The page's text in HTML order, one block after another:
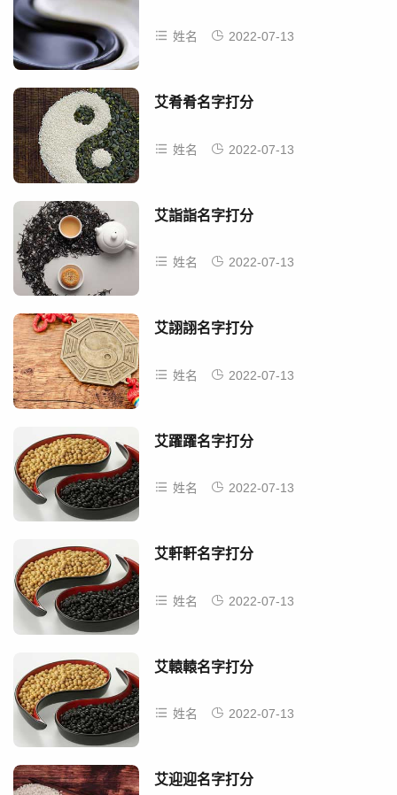
姓名 2022-07-13
艾肴肴名字打分
姓名 2022-07-13
艾詣詣名字打分
姓名 2022-07-13
艾詡詡名字打分
姓名 2022-07-13
艾躍躍名字打分
姓名 2022-07-13
艾軒軒名字打分
姓名 2022-07-13
艾轅轅名字打分
姓名 2022-07-13
艾迎迎名字打分